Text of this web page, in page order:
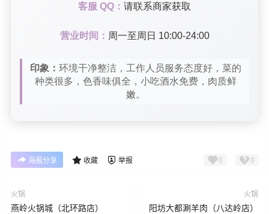
客服 QQ： 请联系商家获取
营业时间： 周一至周日 10:00-24:00
印象： 环境干净整洁，工作人员服务态度好，菜的
种类很多，色香味俱全，小吃酒水免费，肉质鲜
嫩。
海报分享 收藏 举报 0 0
火锅
燕岭火锅城（北环路店）
火锅
阳坊大都涮羊肉（八达岭店）